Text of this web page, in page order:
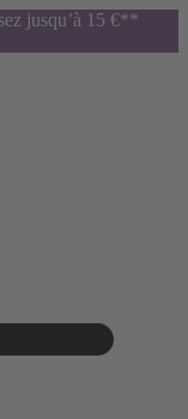
jusqu’à 15 €**